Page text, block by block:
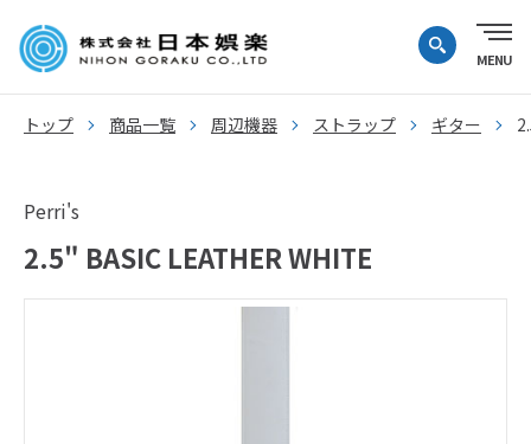
トップ 商品一覧 周辺機器 ストラップ ギター
Perri's
2.5" BASIC LEATHER WHITE